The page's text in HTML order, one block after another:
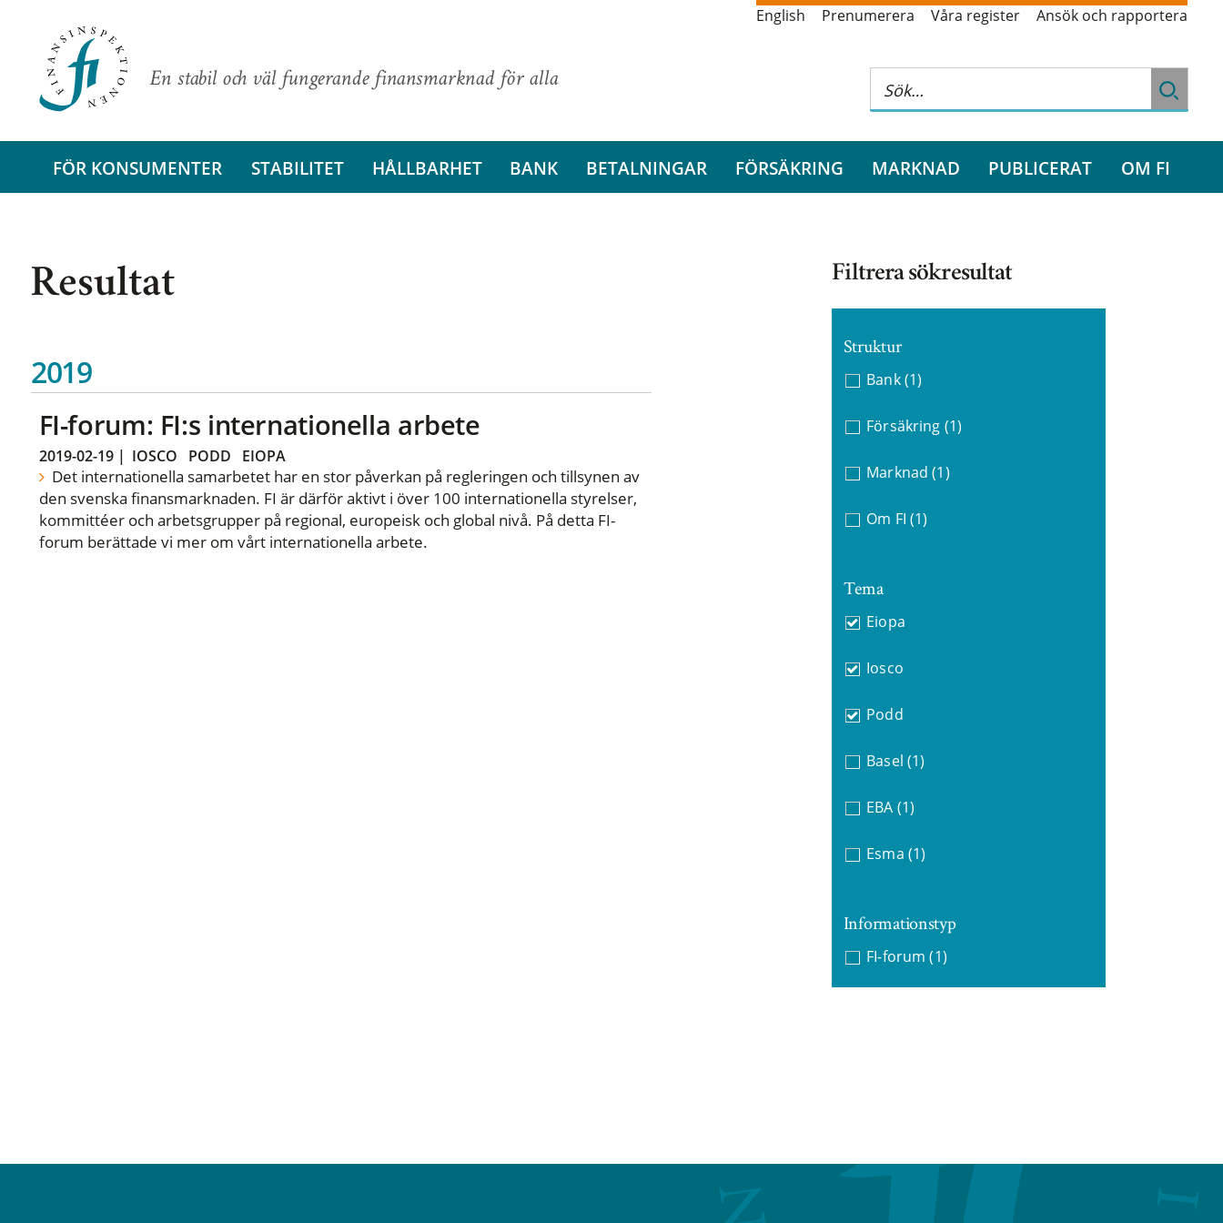
En stabil och väl fungerande finansmarknad för alla
English Prenumerera Våra register Ansök och rapportera
FÖR KONSUMENTER STABILITET HÅLLBARHET BANK BETALNINGAR FÖRSÄKRING MARKNAD PUBLICERAT OM FI
Resultat
2019
FI-forum: FI:s internationella arbete
2019-02-19| IOSCO PODD EIOPA
Det internationella samarbetet har en stor påverkan på regleringen och tillsynen av
den svenska finansmarknaden. FI är därför aktivt i över 100 internationella styrelser,
kommittéer och arbetsgrupper på regional, europeisk och global nivå. På detta FI-
forum berättade vi mer om vårt internationella arbete.
Filtrera sökresultat
Struktur
Bank (1)
Försäkring (1)
Marknad (1)
Om FI (1)
Tema
Eiopa
Iosco
Podd
Basel (1)
EBA (1)
Esma (1)
Informationstyp
FI-forum (1)